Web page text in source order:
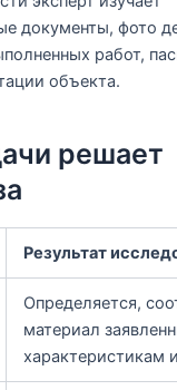
документы, фото
работ,
объекта.
решает
Результат
Определяется,
материал
характеристикам